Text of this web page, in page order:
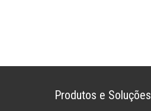
Produtos e Soluções